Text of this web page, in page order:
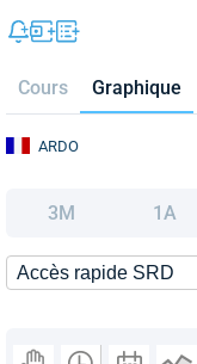
Cours Graphique
ARDO
3M 1A